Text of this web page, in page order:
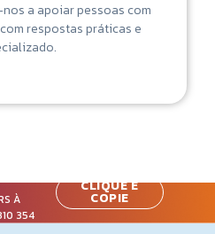
a apoiar pessoas com
respostas práticas e
À
354
CLIQUE E
COPIE